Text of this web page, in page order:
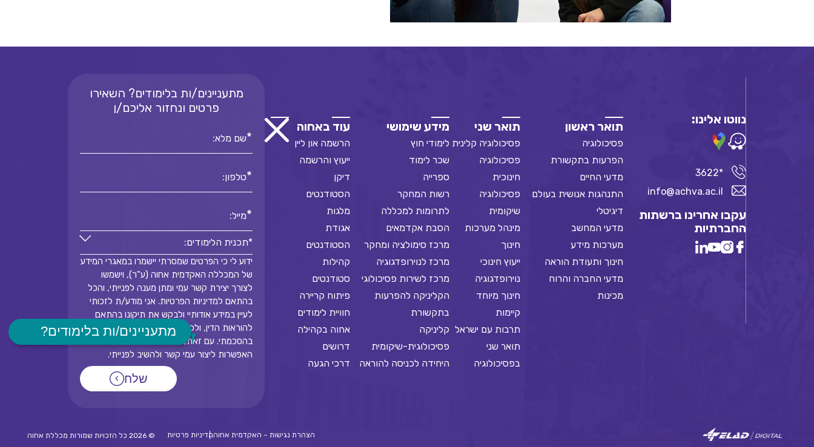
מתעניינים/ות בלימודים?
נווטו אלינו:
*3622
info@achva.ac.il
עקבו אחרינו ברשתות
החברתיות
תואר ראשון
פסיכולוגיה
הפרעות בתקשורת
מדעי החיים
התנהגות אנושית בעולם
דיגיטלי
מדעי המחשב
מערכות מידע
חינוך ותעודת הוראה
מדעי החברה והרוח
מכינות
תואר שני
פסיכולוגיה קלינית
פסיכולוגיה
חינוכית
פסיכולוגיה
שיקומית
מינהל מערכות
חינוך
ייעוץ חינוכי
נוירופדגוגיה
חינוך מיוחד
קיימות
תרבות עם ישראל
תואר שני
בפסיכולוגיה
מידע שימושי
לימודי חוץ
שכר לימוד
ספרייה
רשות המחקר
לתרומות למכללה
הסבת אקדמאים
מרכז סימולציה ומחקר
מרכז לנוירופדגוגיה
מרכז לשירות פסיכולוגי
הקליניקה להפרעות
בתקשורת
קליניקה
פסיכולוגית-שיקומית
היחידה לכניסה להוראה
עוד באחוה
הרשמה און ליין
ייעוץ והרשמה
דיקן
הסטודנטים
מלגות
אגודת
הסטודנטים
קהילות
סטודנטים
פיתוח קריירה
חוויית לימודים
אחוה בקהילה
דרושים
דרכי הגעה
מתעניינים/ות בלימודים? השאירו
פרטים ונחזור אליכם/ן
שם מלא:*
טלפון:*
מייל:*
*תכנית הלימודים:
*
*תכנית הלימודים:
ידוע לי כי הפרטים שמסרתי יישמרו במאגרי המידע
של המכללה האקדמית אחוה (ע"ר), וישמשו
לצורך יצירת קשר עמי ומתן מענה לפנייתי, והכל
בהתאם למדיניות הפרטיות. אני מודע/ת לזכותי
לעיין במידע אודותיי ולבקש את תיקונו בהתאם
להוראות הדין, ולכך שמסירת המידע תלויה
בהסכמתי. עם זאת, אי-מסירת הפרטים תמנע את
האפשרות ליצור עמי קשר ולהשיב לפנייתי.
שלח
© 2026 כל הזכויות שמורות מכללת אחוה הצהרת נגישות – האקדמית אחוהמדיניות פרטיות